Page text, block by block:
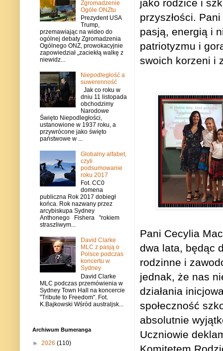
jako rodzice i
przyszłości.
pasją, energią i
patriotyzmu i
swoich korzeni i
Pani Cecylia
dwa lata, będąc
rodzinne i
jednak, że nas
działania
społeczność
absolutnie
Uczniowie
Komitetem
Zgromadzenie
Ogóle ONZtu
Prezydent USA
Trump,
przemawiając na wideo do
ogólnej debaty Zgromadzenia
Ogólnego ONZ, prowokacyjnie
zapowiedział „zaciekłą walkę z
niewidz...
Niepodległość a
suwerenność
Jak co roku w
dniu 11 listopada
obchodzimy
Narodowe
Święto Niepodległości,
ustanowione w 1937 roku, a
przywrócone jako święto
państwowe w ...
Globalny alfabet,
czyli
podsumowanie
roku 2017
Fot. CC0
domena
publiczna Rok 2017 dobiegł
końca. Rok nazwany przez
arcybiskupa Sydney
Anthonego Fishera "rokiem
straszliwym...
David Clarke
MLC z pasją o
Polsce podczas
koncertu w
Sydney
David Clarke
MLC podczas przemówienia w
Sydney Town Hall na koncercie
"Tribute to Freedom". Fot.
K.Bajkowski Wśród australjsk...
Archiwum Bumeranga
► 2026 (110)